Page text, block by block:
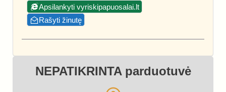
Apsilankyti vyriskipapuosalai.lt
Rašyti žinutę
NEPATIKRINTA parduotuvė